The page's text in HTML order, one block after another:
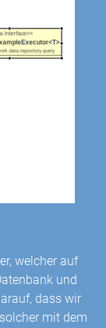
welcher auf
und
dass wir
mit dem